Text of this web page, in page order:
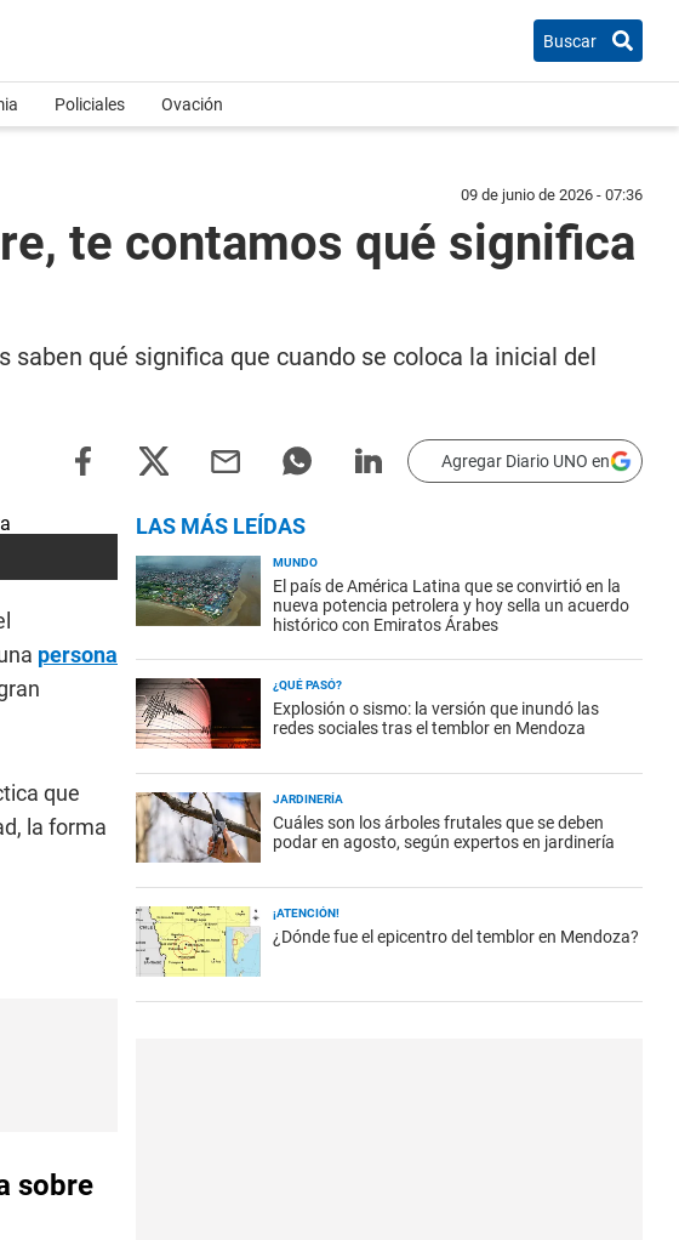
Buscar
Policiales Ovación
09 de junio de 2026 - 07:36
te contamos qué significa
qué significa que cuando se coloca la inicial del
Agregar Diario UNO en
persona
que
la forma
sobre
LAS MÁS LEÍDAS
MUNDO
El país de América Latina que se convirtió en la
nueva potencia petrolera y hoy sella un acuerdo
histórico con Emiratos Árabes
¿QUÉ PASÓ?
Explosión o sismo: la versión que inundó las
redes sociales tras el temblor en Mendoza
JARDINERÍA
Cuáles son los árboles frutales que se deben
podar en agosto, según expertos en jardinería
¡ATENCIÓN!
¿Dónde fue el epicentro del temblor en Mendoza?